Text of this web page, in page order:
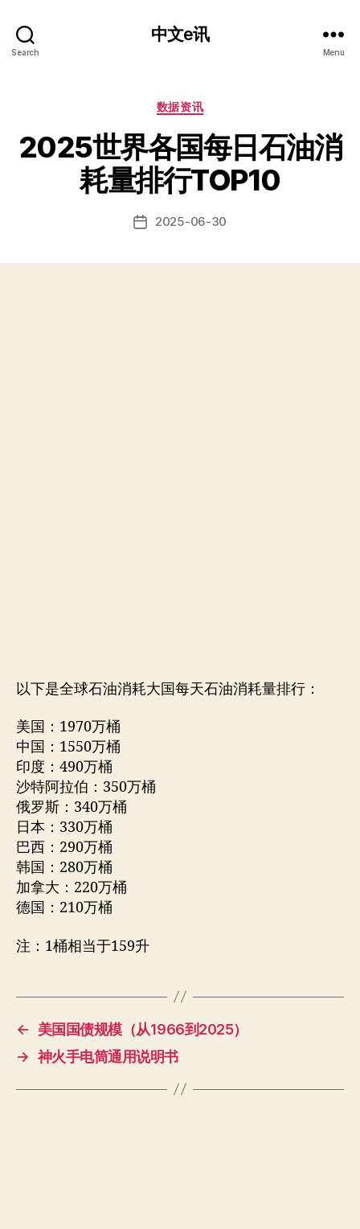
Search
中文e讯
Menu
Categories
数据资讯
2025世界各国每日石油消
耗量排行TOP10
Post2025-06-30
以下是全球石油消耗大国每天石油消耗量排行：
美国：1970万桶
中国：1550万桶
印度：490万桶
沙特阿拉伯：350万桶
俄罗斯：340万桶
日本：330万桶
巴西：290万桶
韩国：280万桶
加拿大：220万桶
德国：210万桶
注：1桶相当于159升
←
美国国债规模（从1966到2025）
→ 神火手电筒通用说明书